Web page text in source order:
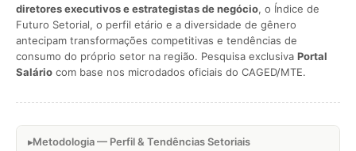
diretores executivos e estrategistas de negócio, o Índice de
Futuro Setorial, o perfil etário e a diversidade de gênero
antecipam transformações competitivas e tendências de
consumo do próprio setor na região. Pesquisa exclusiva Portal
Salário com base nos microdados oficiais do CAGED/MTE.
Metodologia — Perfil & Tendências Setoriais